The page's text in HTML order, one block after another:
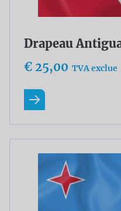
Drapeau
€ 25,00 TVA exclue
En savoir plus